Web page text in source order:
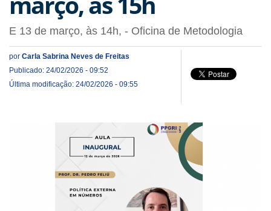
E 13 de março, às 14h, - Oficina de Metodologia
por Carla Sabrina Neves de Freitas
Publicado: 24/02/2026 - 09:52
Última modificação: 24/02/2026 - 09:55